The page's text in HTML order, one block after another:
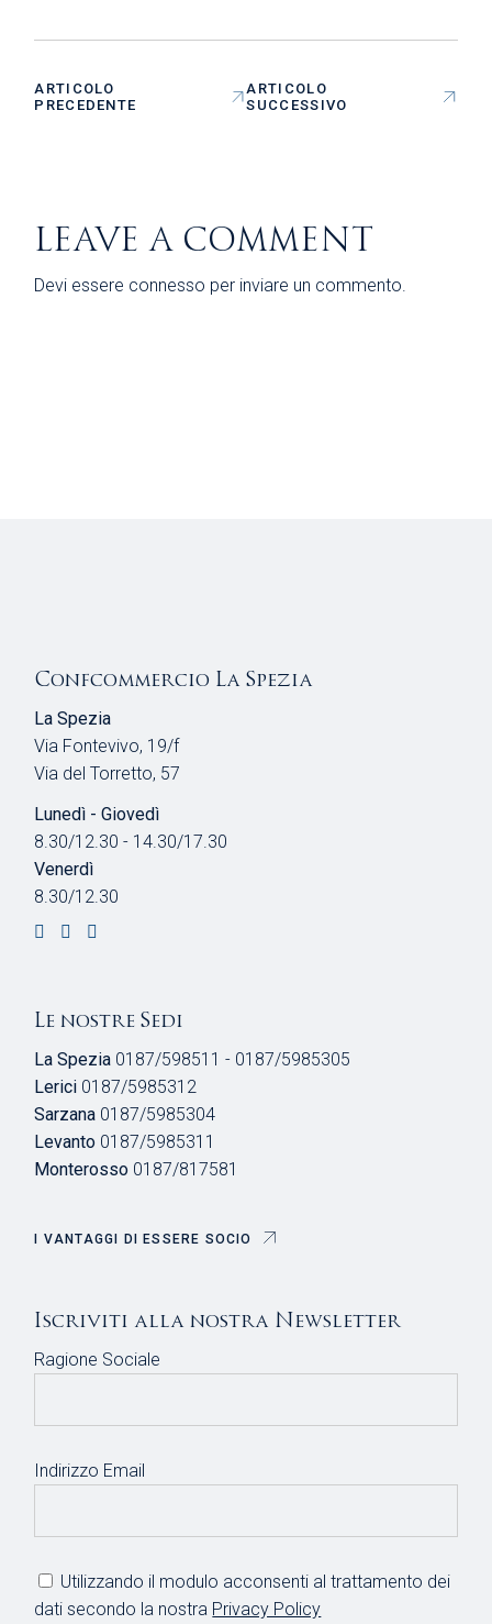
ARTICOLO
PRECEDENTE
ARTICOLO
SUCCESSIVO
LEAVE A COMMENT
Devi essere connesso per inviare un commento.
Confcommercio La Spezia
La Spezia
Via Fontevivo, 19/f
Via del Torretto, 57
Lunedì - Giovedì
8.30/12.30 - 14.30/17.30
Venerdì
8.30/12.30
Le nostre Sedi
La Spezia 0187/598511 - 0187/5985305
Lerici 0187/5985312
Sarzana 0187/5985304
Levanto 0187/5985311
Monterosso 0187/817581
I VANTAGGI DI ESSERE SOCIO
Iscriviti alla nostra Newsletter
Ragione Sociale
Indirizzo Email
Utilizzando il modulo acconsenti al trattamento dei
dati secondo la nostra Privacy Policy